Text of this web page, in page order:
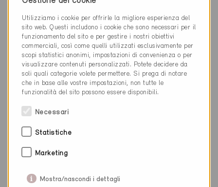
Utilizziamo i cookie per offrirle la migliore esperienza del
sito web. Questi includono i cookie che sono necessari per il
funzionamento del sito e per gestire i nostri obiettivi
commerciali, così come quelli utilizzati esclusivamente per
scopi statistici anonimi, impostazioni di convenienza o per
visualizzare contenuti personalizzati. Potete decidere da
soli quali categorie volete permettere. Si prega di notare
che in base alle vostre impostazioni, non tutte le
funzionalità del sito possono essere disponibili.
Necessari
Statistiche
Marketing
Mostra/nascondi i dettagli